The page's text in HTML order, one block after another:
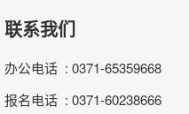
联系我们
办公电话 : 0371-65359668
报名电话 : 0371-60238666